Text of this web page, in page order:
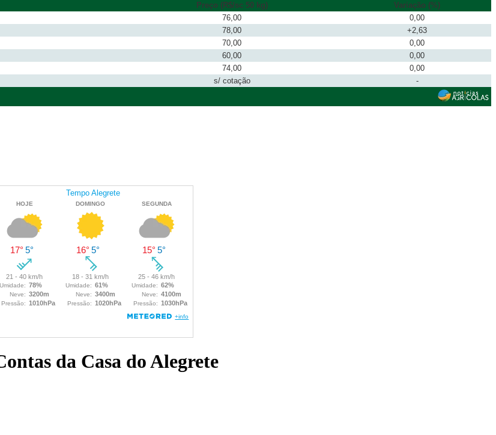
Preço (R$/sc 50 kg)
Variação (%)
76,00
0,00
78,00
+2,63
70,00
0,00
60,00
0,00
74,00
0,00
s/ cotação
-
da Casa do Alegrete